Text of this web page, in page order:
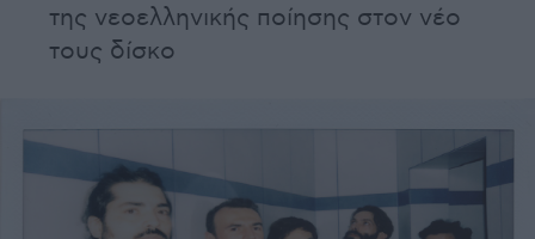
της νεοελληνικής ποίησης στον νέο
τους δίσκο